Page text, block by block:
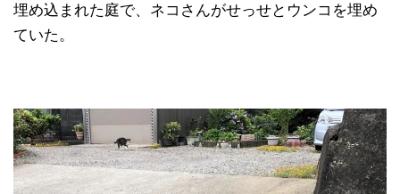
埋め込まれた庭で、ネコさんがせっせとウンコを埋め
ていた。